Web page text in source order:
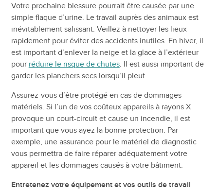
Votre prochaine blessure pourrait être causée par une
simple flaque d’urine. Le travail auprès des animaux est
inévitablement salissant. Veillez à nettoyer les lieux
rapidement pour éviter des accidents inutiles. En hiver, il
est important d’enlever la neige et la glace à l’extérieur
pour réduire le risque de chutes. Il est aussi important de
garder les planchers secs lorsqu’il pleut.
Assurez-vous d’être protégé en cas de dommages
matériels. Si l’un de vos coûteux appareils à rayons X
provoque un court-circuit et cause un incendie, il est
important que vous ayez la bonne protection. Par
exemple, une assurance pour le matériel de diagnostic
vous permettra de faire réparer adéquatement votre
appareil et les dommages causés à votre bâtiment.
Entretenez votre équipement et vos outils de travail